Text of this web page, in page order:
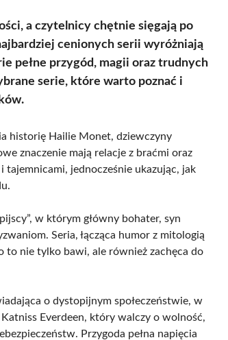
a czytelnicy chętnie sięgają po
cenionych serii wyróżniają
pełne przygód, magii oraz trudnych
serie, które warto poznać i
historię Hailie Monet, dziewczyny
znaczenie mają relacje z braćmi oraz
jednocześnie ukazując, jak
w którym główny bohater, syn
Seria, łącząca humor z mitologią
to nie tylko bawi, ale również zachęca do
o dystopijnym społeczeństwie, w
Everdeen, który walczy o wolność,
Przygoda pełna napięcia